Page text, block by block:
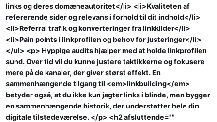
links og deres domæneautoritet</li> <li>Kvaliteten af
refererende sider og relevans i forhold til dit indhold</li>
<li>Referral trafik og konverteringer fra linkkilder</li>
<li>Pain points i linkprofilen og behov for justeringer</li>
</ul> <p> Hyppige audits hjælper med at holde linkprofilen
sund. Over tid vil du kunne justere taktikkerne og fokusere
mere på de kanaler, der giver størst effekt. En
sammenhængende tilgang til <em>linkbuilding</em>
betyder også, at du ikke kun jagter links i blinde, men bygger
en sammenhængende historik, der understøtter hele din
digitale tilstedeværelse. </p> <h2 afsluttende=""